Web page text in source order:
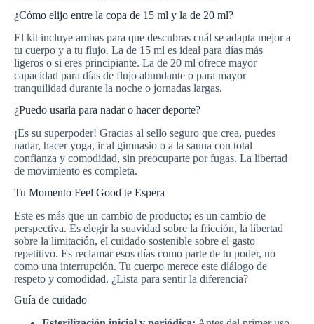
¿Cómo elijo entre la copa de 15 ml y la de 20 ml?
El kit incluye ambas para que descubras cuál se adapta mejor a
tu cuerpo y a tu flujo. La de 15 ml es ideal para días más
ligeros o si eres principiante. La de 20 ml ofrece mayor
capacidad para días de flujo abundante o para mayor
tranquilidad durante la noche o jornadas largas.
¿Puedo usarla para nadar o hacer deporte?
¡Es su superpoder! Gracias al sello seguro que crea, puedes
nadar, hacer yoga, ir al gimnasio o a la sauna con total
confianza y comodidad, sin preocuparte por fugas. La libertad
de movimiento es completa.
Tu Momento Feel Good te Espera
Este es más que un cambio de producto; es un cambio de
perspectiva. Es elegir la suavidad sobre la fricción, la libertad
sobre la limitación, el cuidado sostenible sobre el gasto
repetitivo. Es reclamar esos días como parte de tu poder, no
como una interrupción. Tu cuerpo merece este diálogo de
respeto y comodidad. ¿Lista para sentir la diferencia?
Guía de cuidado